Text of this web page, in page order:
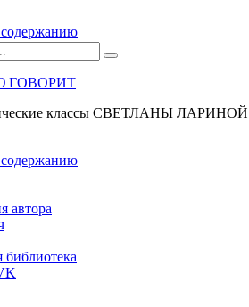
классы СВЕТЛАНЫ ЛАРИНОЙ
автора